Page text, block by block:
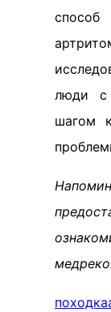
люди с
шагом
походка